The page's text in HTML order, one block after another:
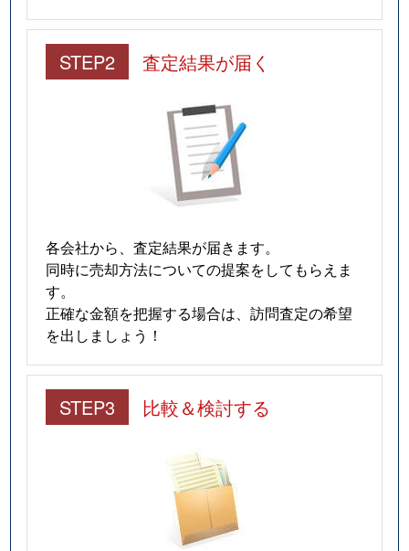
STEP2 査定結果が届く
各会社から、査定結果が届きます。
同時に売却方法についての提案をしてもらえま
す。
正確な金額を把握する場合は、訪問査定の希望
を出しましょう！
STEP3 比較＆検討する